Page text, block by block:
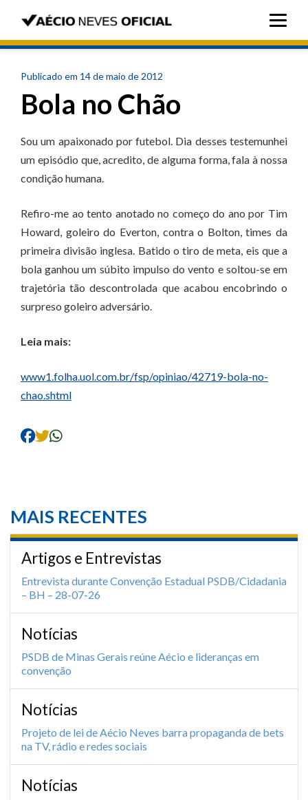
Publicado em 14 de maio de 2012
Bola no Chão
Sou um apaixonado por futebol. Dia desses testemunhei
um episódio que, acredito, de alguma forma, fala à nossa
condição humana.
Refiro-me ao tento anotado no começo do ano por Tim
Howard, goleiro do Everton, contra o Bolton, times da
primeira divisão inglesa. Batido o tiro de meta, eis que a
bola ganhou um súbito impulso do vento e soltou-se em
trajetória tão descontrolada que acabou encobrindo o
surpreso goleiro adversário.
Leia mais:
www1.folha.uol.com.br/fsp/opiniao/42719-bola-no-
chao.shtml
MAIS RECENTES
Artigos e Entrevistas
Entrevista durante Convenção Estadual PSDB/Cidadania
– BH – 28-07-26
Notícias
PSDB de Minas Gerais reúne Aécio e lideranças em
convenção
Notícias
Projeto de lei de Aécio Neves barra propaganda de bets
na TV, rádio e redes sociais
Notícias